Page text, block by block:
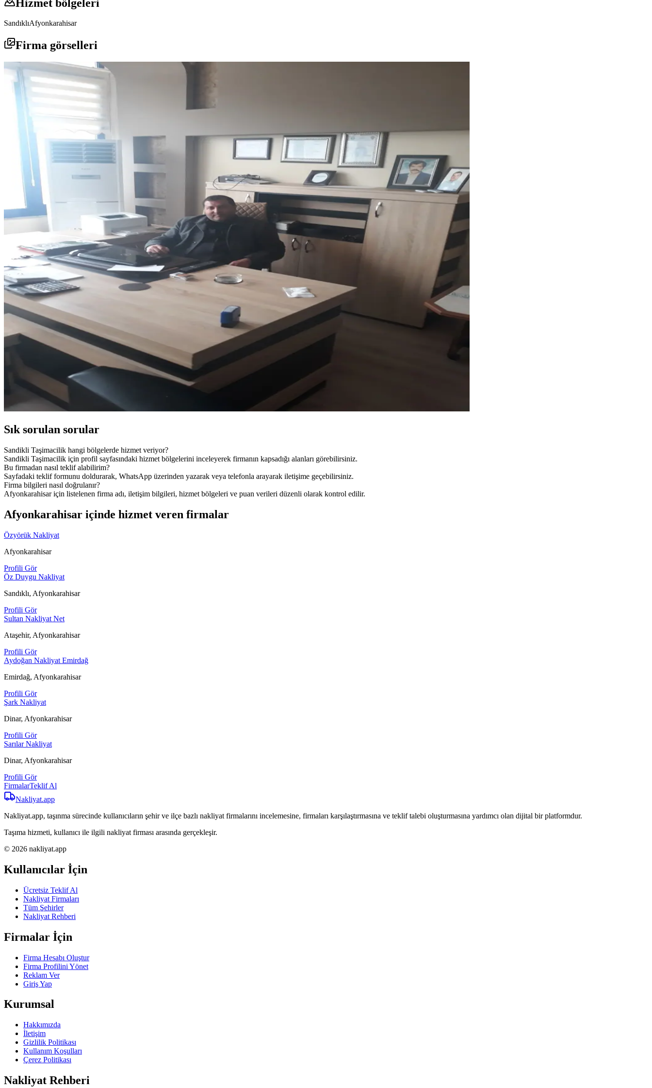
Hizmet bölgeleri
SandıklıAfyonkarahisar
Firma görselleri
Sık sorulan sorular
Sandikli Taşimacilik hangi bölgelerde hizmet veriyor?
Sandikli Taşimacilik için profil sayfasındaki hizmet bölgelerini inceleyerek firmanın kapsadığı alanları görebilirsiniz.
Bu firmadan nasıl teklif alabilirim?
Sayfadaki teklif formunu doldurarak, WhatsApp üzerinden yazarak veya telefonla arayarak iletişime geçebilirsiniz.
Firma bilgileri nasıl doğrulanır?
Afyonkarahisar için listelenen firma adı, iletişim bilgileri, hizmet bölgeleri ve puan verileri düzenli olarak kontrol edilir.
Afyonkarahisar içinde hizmet veren firmalar
Özyörük Nakliyat
Afyonkarahisar
Profili Gör
Öz Duygu Nakliyat
Sandıklı, Afyonkarahisar
Profili Gör
Sultan Nakliyat Net
Ataşehir, Afyonkarahisar
Profili Gör
Aydoğan Nakliyat Emirdağ
Emirdağ, Afyonkarahisar
Profili Gör
Şark Nakliyat
Dinar, Afyonkarahisar
Profili Gör
Sarılar Nakliyat
Dinar, Afyonkarahisar
Profili Gör
FirmalarTeklif Al
Nakliyat.app
Nakliyat.app, taşınma sürecinde kullanıcıların şehir ve ilçe bazlı nakliyat firmalarını incelemesine, firmaları karşılaştırmasına ve teklif talebi oluşturmasına yardımcı olan dijital bir platformdur.
Taşıma hizmeti, kullanıcı ile ilgili nakliyat firması arasında gerçekleşir.
© 2026 nakliyat.app
Kullanıcılar İçin
Ücretsiz Teklif Al
Nakliyat Firmaları
Tüm Şehirler
Nakliyat Rehberi
Firmalar İçin
Firma Hesabı Oluştur
Firma Profilini Yönet
Reklam Ver
Giriş Yap
Kurumsal
Hakkımızda
İletişim
Gizlilik Politikası
Kullanım Koşulları
Çerez Politikası
Nakliyat Rehberi